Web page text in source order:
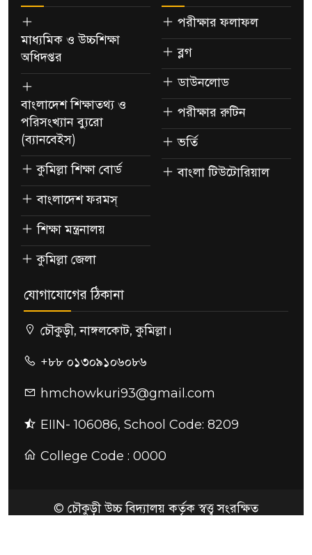
মাধ্যমিক ও উচ্চশিক্ষা
অধিদপ্তর
বাংলাদেশ শিক্ষাতথ্য ও
পরিসংখ্যান ব্যুরো
(ব্যানবেইস)
কুমিল্লা শিক্ষা বোর্ড
বাংলাদেশ ফরমস্
শিক্ষা মন্ত্রনালয়
কুমিল্লা জেলা
পরীক্ষার ফলাফল
ব্লগ
ডাউনলোড
পরীক্ষার রুটিন
ভর্তি
বাংলা টিউটোরিয়াল
যোগাযোগের ঠিকানা
চৌকুড়ী, নাঙ্গলকোট, কুমিল্লা।
+৮৮ ০১৩০৯১০৬০৮৬
hmchowkuri93@gmail.com
EIIN- 106086, School Code: 8209
College Code : 0000
© চৌকুড়ী উচ্চ বিদ্যালয় কর্তৃক স্বত্ত্ব সংরক্ষিত